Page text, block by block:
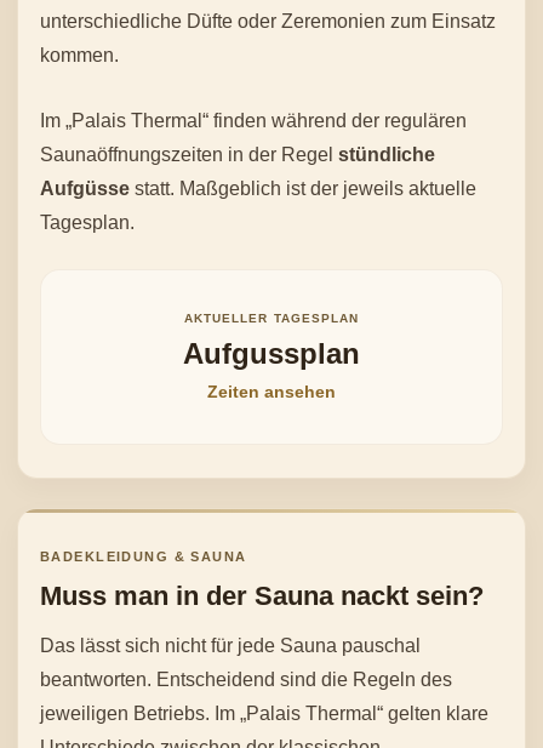
unterschiedliche Düfte oder Zeremonien zum Einsatz
kommen.
Im „Palais Thermal“ finden während der regulären
Saunaöffnungszeiten in der Regel stündliche
Aufgüsse statt. Maßgeblich ist der jeweils aktuelle
Tagesplan.
AKTUELLER TAGESPLAN
Aufgussplan
Zeiten ansehen
BADEKLEIDUNG & SAUNA
Muss man in der Sauna nackt sein?
Das lässt sich nicht für jede Sauna pauschal
beantworten. Entscheidend sind die Regeln des
jeweiligen Betriebs. Im „Palais Thermal“ gelten klare